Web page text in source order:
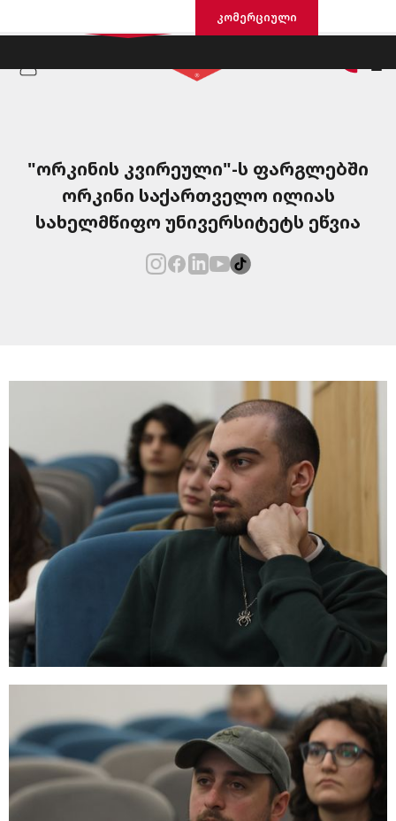
კომერციული
"ორკინის კვირეული"-ს ფარგლებში
ორკინი საქართველო ილიას
სახელმწიფო უნივერსიტეტს ეწვია